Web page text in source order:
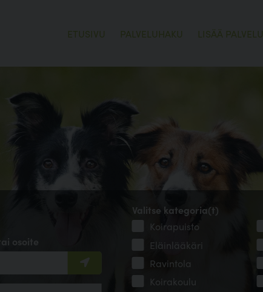
ETUSIVU PALVELUHAKU LISÄÄ PALVELU
osoite
Valitse kategoria(t)
Koirapuisto
Eläinlääkäri
Ravintola
Koirakoulu